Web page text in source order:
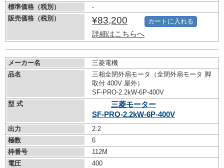
標準価格（税別）
-
販売価格（税別）
¥83,200
詳細はこちらへ
カートに入れる
メーカー名
三菱電機
品名
三相全閉外扇モータ（全閉外扇モータ 脚
取付 400V 屋外）
SF-PRO-2.2kW-6P-400V
型 式
三菱モーター
SF-PRO-2.2kW-6P-400V
出力
2.2
極数
6
枠番号
112M
電圧
400